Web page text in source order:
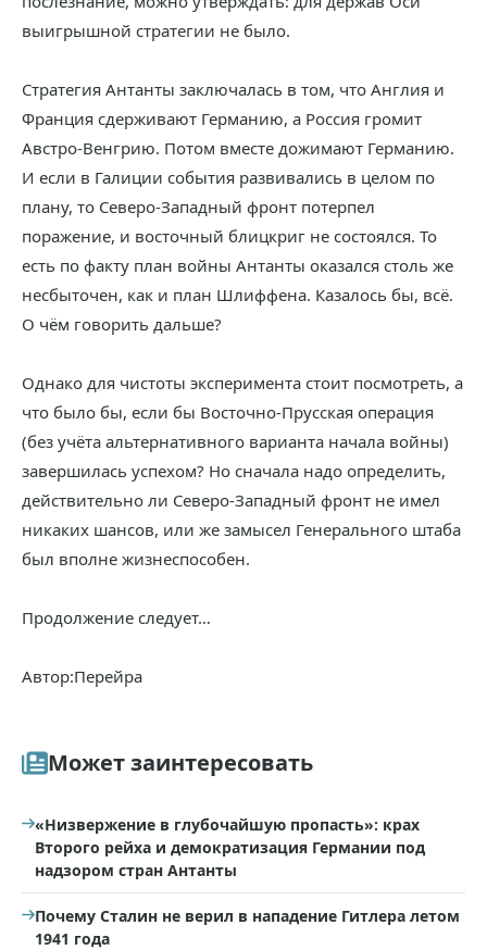
выигрышной стратегии не было.
Стратегия Антанты заключалась в том, что Англия и
Франция сдерживают Германию, а Россия громит
Австро-Венгрию. Потом вместе дожимают Германию.
И если в Галиции события развивались в целом по
плану, то Северо-Западный фронт потерпел
поражение, и восточный блицкриг не состоялся. То
есть по факту план войны Антанты оказался столь же
несбыточен, как и план Шлиффена. Казалось бы, всё.
О чём говорить дальше?
Однако для чистоты эксперимента стоит посмотреть, а
что было бы, если бы Восточно-Прусская операция
(без учёта альтернативного варианта начала войны)
завершилась успехом? Но сначала надо определить,
действительно ли Северо-Западный фронт не имел
никаких шансов, или же замысел Генерального штаба
был вполне жизнеспособен.
Продолжение следует…
Автор:Перейра
Может заинтересовать
«Низвержение в глубочайшую пропасть»: крах
Второго рейха и демократизация Германии под
надзором стран Антанты
Почему Сталин не верил в нападение Гитлера летом
1941 года